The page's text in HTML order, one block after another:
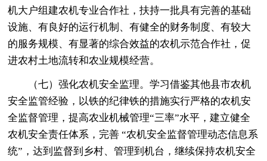
机大户组建农机专业合作社，扶持一批具有完善的基础
设施、有良好的运行机制、有健全的财务制度、有较大
的服务规模、有显著的综合效益的农机示范合作社，促
进农村土地流转和农业规模经营。
（七）强化农机安全监理。学习借鉴其他县市农机
安全监管经验，以铁的纪律铁的措施实行严格的农机安
全监督管理，提高农业机械管理“三率”水平，建立健全
农机安全责任体系，完善 “农机安全监督管理动态信息系
统”，达到监督到乡村、管理到机台，继续保持农机安全